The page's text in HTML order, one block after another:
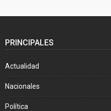
PRINCIPALES
Actualidad
Nacionales
Política